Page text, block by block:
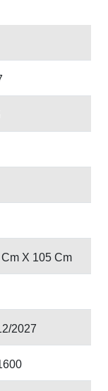
X 105 Cm
2027